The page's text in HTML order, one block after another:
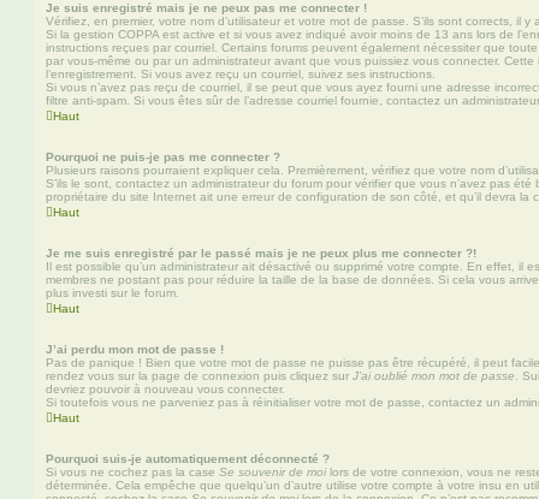
Je suis enregistré mais je ne peux pas me connecter !
Vérifiez, en premier, votre nom d’utilisateur et votre mot de passe. S’ils sont corrects, il y
Si la gestion COPPA est active et si vous avez indiqué avoir moins de 13 ans lors de
instructions reçues par courriel. Certains forums peuvent également nécessiter que
par vous-même ou par un administrateur avant que vous puissiez vous connecter.
l’enregistrement. Si vous avez reçu un courriel, suivez ses instructions.
Si vous n’avez pas reçu de courriel, il se peut que vous ayez fourni une adresse
filtre anti-spam. Si vous êtes sûr de l’adresse courriel fournie, contactez un
Haut
Pourquoi ne puis-je pas me connecter ?
Plusieurs raisons pourraient expliquer cela. Premièrement, vérifiez que votre nom
S’ils le sont, contactez un administrateur du forum pour vérifier que vous n’avez pas
propriétaire du site Internet ait une erreur de configuration de son côté, et qu’il devra la
Haut
Je me suis enregistré par le passé mais je ne peux plus me connecter ?!
Il est possible qu’un administrateur ait désactivé ou supprimé votre compte. En effet, il
membres ne postant pas pour réduire la taille de la base de données. Si cela vous
plus investi sur le forum.
Haut
J’ai perdu mon mot de passe !
Pas de panique ! Bien que votre mot de passe ne puisse pas être récupéré, il peut
rendez vous sur la page de connexion puis cliquez sur J’ai oublié mon mot de passe .
devriez pouvoir à nouveau vous connecter.
Si toutefois vous ne parveniez pas à réinitialiser votre mot de passe, contactez un
Haut
Pourquoi suis-je automatiquement déconnecté ?
Si vous ne cochez pas la case Se souvenir de moilors de votre connexion, vous ne
déterminée. Cela empêche que quelqu’un d’autre utilise votre compte à votre insu en